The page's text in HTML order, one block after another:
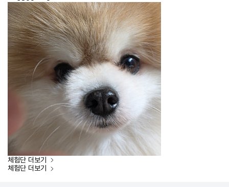
체험단 더보기
체험단 더보기